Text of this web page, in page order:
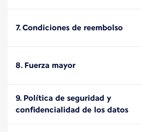
7. Condiciones de reembolso
8. Fuerza mayor
9. Política de seguridad y
confidencialidad de los datos